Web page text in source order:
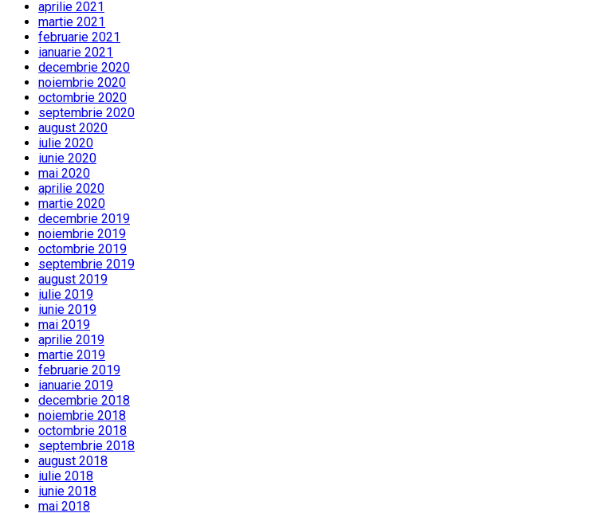
aprilie 2021
martie 2021
februarie 2021
ianuarie 2021
decembrie 2020
noiembrie 2020
octombrie 2020
septembrie 2020
august 2020
iulie 2020
iunie 2020
mai 2020
aprilie 2020
martie 2020
decembrie 2019
noiembrie 2019
octombrie 2019
septembrie 2019
august 2019
iulie 2019
iunie 2019
mai 2019
aprilie 2019
martie 2019
februarie 2019
ianuarie 2019
decembrie 2018
noiembrie 2018
octombrie 2018
septembrie 2018
august 2018
iulie 2018
iunie 2018
mai 2018